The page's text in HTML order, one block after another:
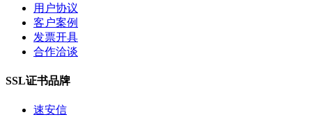
用户协议
客户案例
发票开具
合作洽谈
SSL证书品牌
速安信